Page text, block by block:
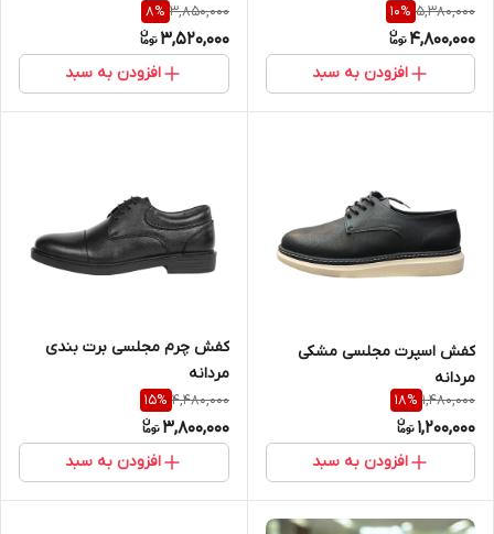
5,380,000
10%
4,800,000
افزودن به سبد
3,850,000
8%
3,520,000
افزودن به سبد
کفش اسپرت مجلسی مشکی
مردانه
1,480,000
18%
1,200,000
افزودن به سبد
کفش چرم مجلسی برت بندی
مردانه
4,480,000
15%
3,800,000
افزودن به سبد